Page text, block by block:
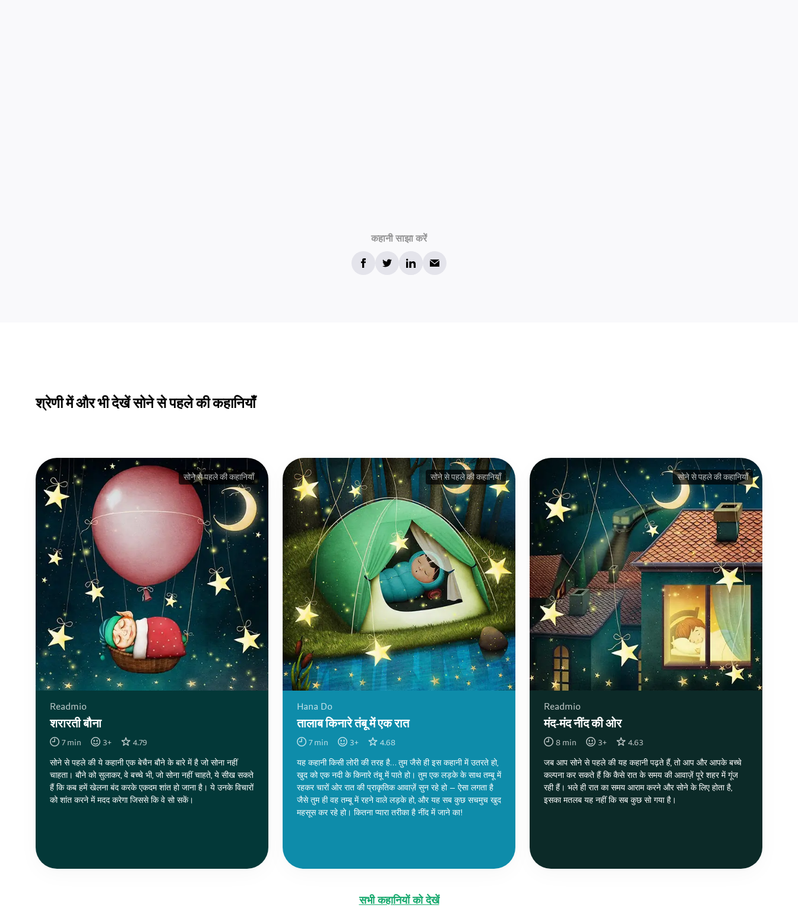
कहानी साझा करें
श्रेणी में और भी देखें सोने से पहले की कहानियाँ
सोने से पहले की कहानियाँ
Readmio
शरारती बौना
7min 3+ 4.79
सोने से पहले की ये कहानी एक बेचैन बौने के बारे में है जो सोना नहीं
चाहता। बौने को सुलाकर, वे बच्चे भी, जो सोना नहीं चाहते, ये सीख सकते
हैं कि कब हमें खेलना बंद करके एकदम शांत हो जाना है। ये उनके विचारों
को शांत करने में मदद करेगा जिससे कि वे सो सकें।
सोने से पहले की कहानियाँ
Hana Do
तालाब किनारे तंबू में एक रात
7min 3+ 4.68
यह कहानी किसी लोरी की तरह है… तुम जैसे ही इस कहानी में उतरते हो,
खुद को एक नदी के किनारे तंबू में पाते हो। तुम एक लड़के के साथ तम्बू में
रहकर चारों ओर रात की प्राकृतिक आवाज़ें सुन रहे हो — ऐसा लगता है
जैसे तुम ही वह तम्बू में रहने वाले लड़के हो, और यह सब कुछ सचमुच खुद
महसूस कर रहे हो। कितना प्यारा तरीका है नींद में जाने का!
सोने से पहले की कहानियाँ
Readmio
मंद-मंद नींद की ओर
8 min 3+ 4.63
जब आप सोने से पहले की यह कहानी पढ़ते हैं, तो आप और आपके बच्चे
कल्पना कर सकते हैं कि कैसे रात के समय की आवाज़ें पूरे शहर में गूंज
रही हैं। भले ही रात का समय आराम करने और सोने के लिए होता है,
इसका मतलब यह नहीं कि सब कुछ सो गया है।
सभी कहानियों को देखें